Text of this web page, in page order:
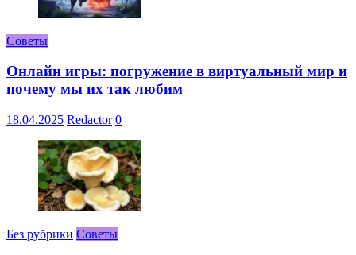
Советы
Онлайн игры: погружение в виртуальный мир и
почему мы их так любим
18.04.2025 Redactor 0
Без рубрики Советы